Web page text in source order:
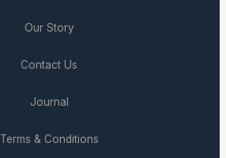
Our Story
Contact Us
Journal
Terms & Conditions